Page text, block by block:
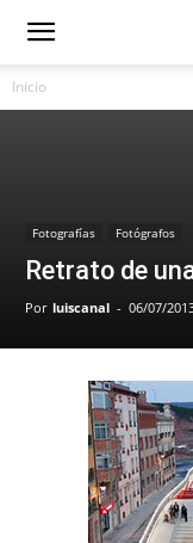
Inicio
Fotografías Fotógrafos
Retrato de
Por luiscanal - 06/07/